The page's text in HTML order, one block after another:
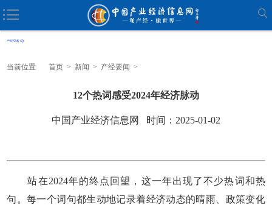
当前位置 首页 > 新闻 > 产经要闻 >
12个热词感受2024年经济脉动
中国产业经济信息网 时间：2025-01-02
站在2024年的终点回望，这一年出现了不少热词和热
句。每一个词句都生动地记录着经济动态的晴雨、政策变化